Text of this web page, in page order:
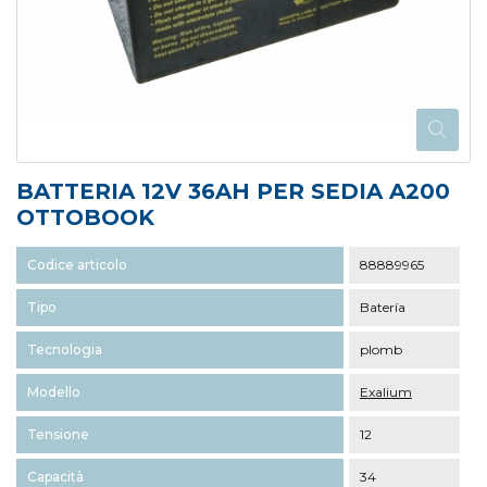
BATTERIA 12V 36AH PER SEDIA A200
OTTOBOOK
Codice articolo 88889965
Tipo Batería
Tecnologia plomb
Modello Exalium
Tensione 12
Capacità 34